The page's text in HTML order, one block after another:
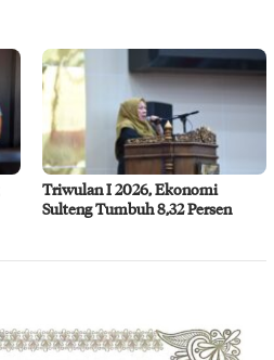
Triwulan I 2026, Ekonomi
Sulteng Tumbuh 8,32 Persen